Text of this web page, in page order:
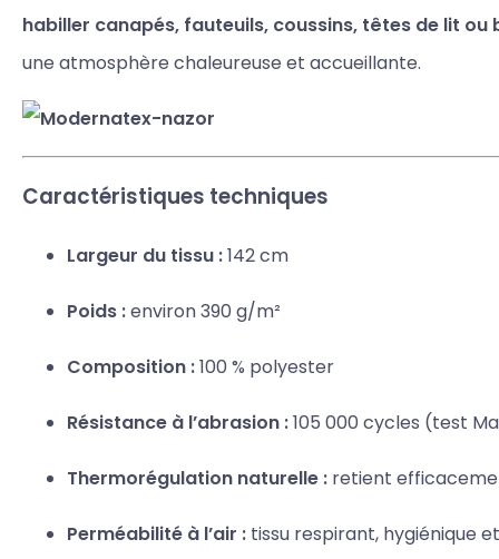
habiller canapés, fauteuils, coussins, têtes de lit ou
une atmosphère chaleureuse et accueillante.
Caractéristiques techniques
Largeur du tissu :142 cm
Poids :environ 390 g/m²
Composition :100 % polyester
Résistance à l’abrasion :105 000 cycles (test
Thermorégulation naturelle : retient
Perméabilité à l’air : tissu respirant, hygiénique